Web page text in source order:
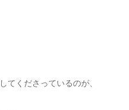
てくださっているのが、